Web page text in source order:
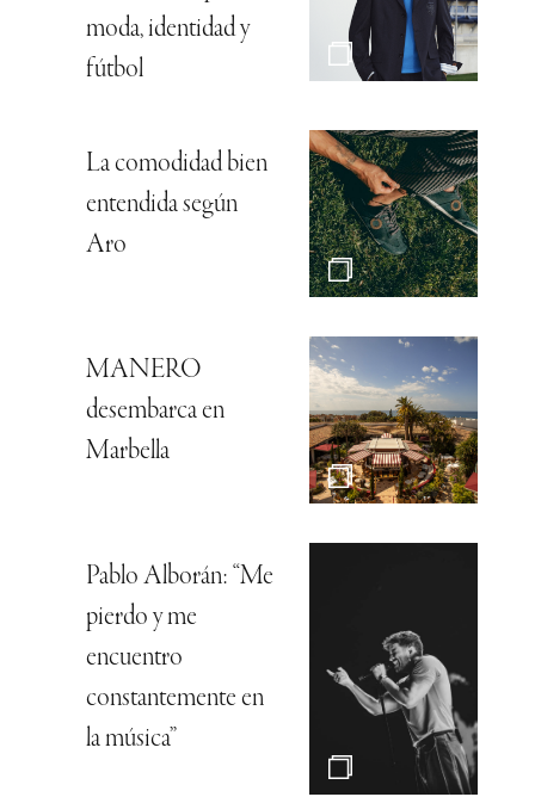
moda, identidad y
fútbol
La comodidad bien
entendida según
Aro
MANERO
desembarca en
Marbella
Pablo Alborán: “Me
pierdo y me
encuentro
constantemente en
la música”